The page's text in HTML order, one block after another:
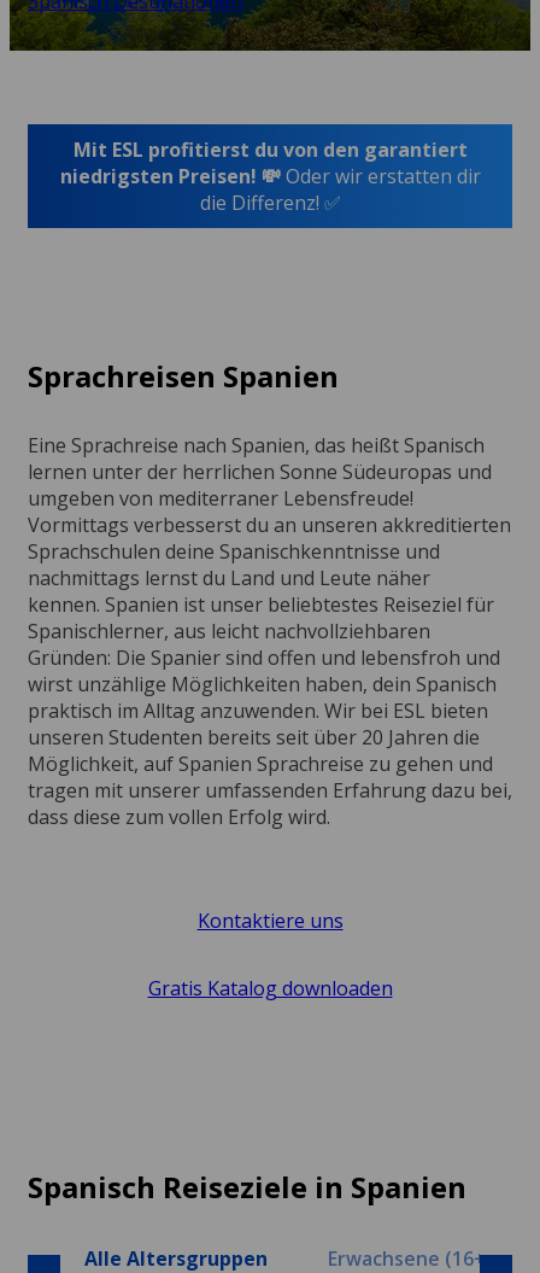
Mit ESL profitierst du von den garantiert
niedrigsten Preisen! 💸Oder wir erstatten dir
die Differenz! ✅
Sprachreisen Spanien
Eine Sprachreise nach Spanien, das heißt Spanisch
lernen unter der herrlichen Sonne Südeuropas und
umgeben von mediterraner Lebensfreude!
Vormittags verbesserst du an unseren akkreditierten
Sprachschulen deine Spanischkenntnisse und
nachmittags lernst du Land und Leute näher
kennen. Spanien ist unser beliebtestes Reiseziel für
Spanischlerner, aus leicht nachvollziehbaren
Gründen: Die Spanier sind offen und lebensfroh und
wirst unzählige Möglichkeiten haben, dein Spanisch
praktisch im Alltag anzuwenden. Wir bei ESL bieten
unseren Studenten bereits seit über 20 Jahren die
Möglichkeit, auf Spanien Sprachreise zu gehen und
tragen mit unserer umfassenden Erfahrung dazu bei,
dass diese zum vollen Erfolg wird.
Kontaktiere uns
Gratis Katalog downloaden
Spanisch Reiseziele in Spanien
Alle Altersgruppen Erwachsene (16+)